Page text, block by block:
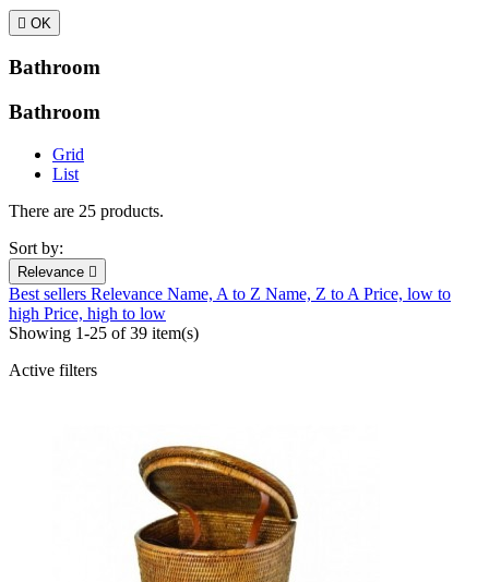
 OK
Bathroom
Bathroom
Grid
List
There are 25 products.
Sort by:
Relevance 
Best sellers Relevance Name, A to Z Name, Z to A Price, low to
high Price, high to low
Showing 1-25 of 39 item(s)
Active filters